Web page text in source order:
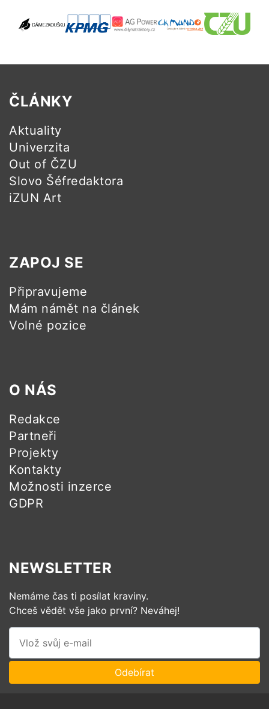
ČLÁNKY
Aktuality
Univerzita
Out of ČZU
Slovo Šéfredaktora
iZUN Art
ZAPOJ SE
Připravujeme
Mám námět na článek
Volné pozice
O NÁS
Redakce
Partneři
Projekty
Kontakty
Možnosti inzerce
GDPR
NEWSLETTER
Nemáme čas ti posílat kraviny.
Chceš vědět vše jako první? Neváhej!